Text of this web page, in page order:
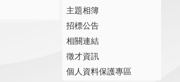
主題相簿
招標公告
相關連結
徵才資訊
個人資料保護專區